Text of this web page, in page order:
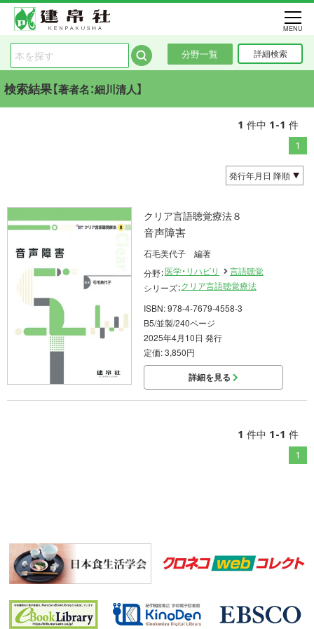
分野一覧 詳細検索
MENU
検索結果【著者名：細川清人】
1 件中 1-1 件
1
クリア言語聴覚療法８
音声障害
石毛美代子 編著
分野：医学・リハビリ
言語聴覚
シリーズ：クリア言語聴覚療法
ISBN: 978-4-7679-4558-3
B5/並製/240ページ
2025年4月10日 発行
定価: 3,850円
詳細を見る
1 件中 1-1 件
1